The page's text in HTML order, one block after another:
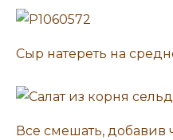
Сыр натереть на
Все смешать,